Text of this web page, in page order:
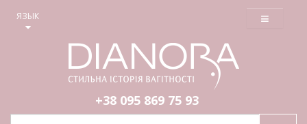
ЯЗЫК ≡
+38 095 869 75 93